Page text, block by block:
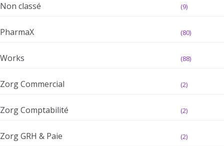
Non classé (9)
PharmaX (80)
Works (88)
Zorg Commercial (2)
Zorg Comptabilité (2)
Zorg GRH & Paie (2)